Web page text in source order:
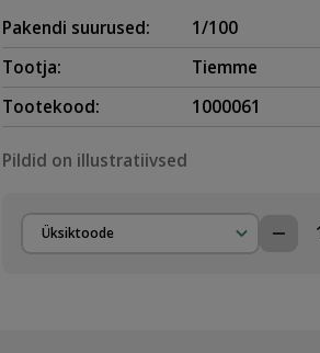
Pakendi suurused:
1/100
Tootja:
Tiemme
Tootekood:
1000061
Pildid on illustratiivsed
Üksiktoode